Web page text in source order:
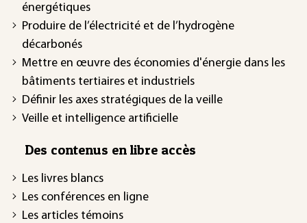
énergétiques
Produire de l’électricité et de l’hydrogène
décarbonés
Mettre en œuvre des économies d'énergie dans les
bâtiments tertiaires et industriels
Définir les axes stratégiques de la veille
Veille et intelligence artificielle
Des contenus en libre accès
Les livres blancs
Les conférences en ligne
Les articles témoins